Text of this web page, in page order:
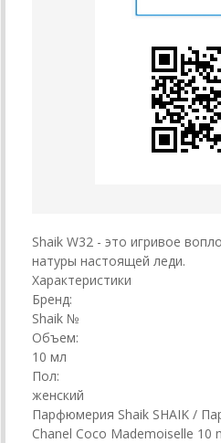
Shaik W32 - это игривое
натуры настоящей леди.
Характеристики
Бренд:
Shaik №
Объем:
10 мл
Пол:
женский
Парфюмерия Shaik SHAIK /
Chanel Coco Mademoiselle 10